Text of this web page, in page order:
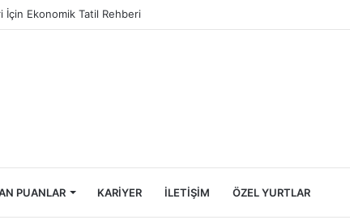
Şu An Saat Kaç
PUANLAR KARIYER İLETIŞIM ÖZEL YURTLAR